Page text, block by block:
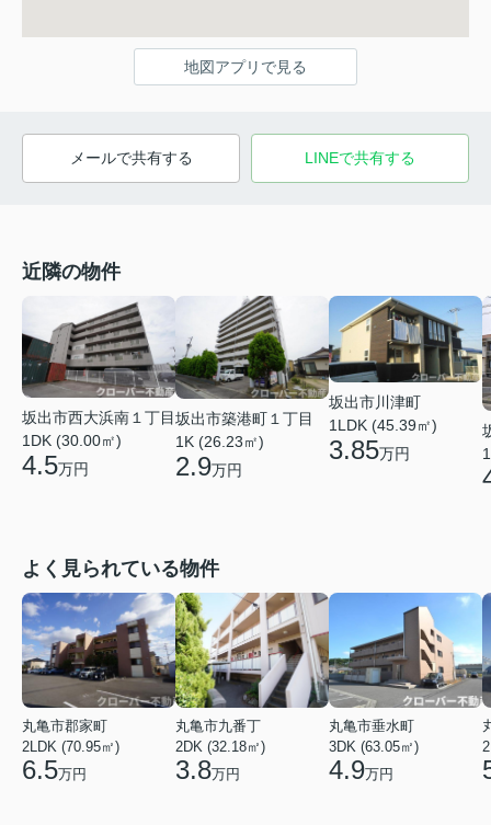
地図アプリで見る
メールで共有する LINEで共有する
近隣の物件
坂出市西大浜南１丁目
1DK (30.00㎡)
4.5万円
坂出市築港町１丁目
1K (26.23㎡)
2.9万円
坂出市川津町
1LDK (45.39㎡)
3.85万円
よく見られている物件
丸亀市郡家町
2LDK (70.95㎡)
6.5万円
丸亀市九番丁
2DK (32.18㎡)
3.8万円
丸亀市垂水町
3DK (63.05㎡)
4.9万円